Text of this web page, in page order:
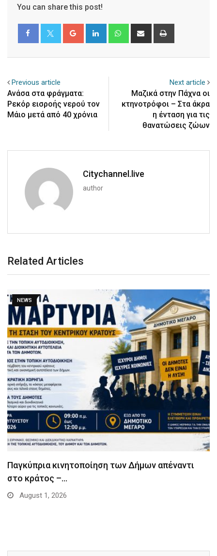
You can share this post!
Google+ LinkedIn WhatsappShare
Previous article
Ανάσα στα φράγματα:
Ρεκόρ εισροής νερού τον
Μάιο μετά από 40 χρόνια
Next article
Μαζικά στην Πάχνα οι
κτηνοτρόφοι – Στα άκρα
η ένταση για τις
θανατώσεις ζώων
Citychannel.live
author
Related Articles
NEWS
Παγκύπρια κινητοποίηση των Δήμων απέναντι
στο κράτος –…
August 1, 2026